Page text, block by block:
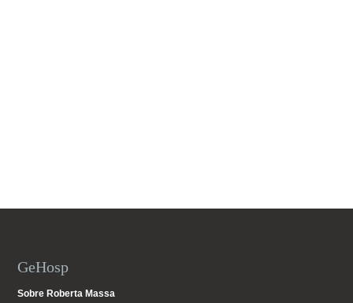
GeHosp
Sobre Roberta Massa